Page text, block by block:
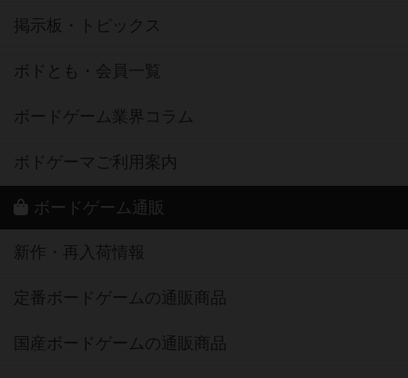
掲示板・トピックス
ボドとも・会員一覧
ボードゲーム業界コラム
ボドゲーマご利用案内
ボードゲーム通販
新作・再入荷情報
定番ボードゲームの通販商品
国産ボードゲームの通販商品